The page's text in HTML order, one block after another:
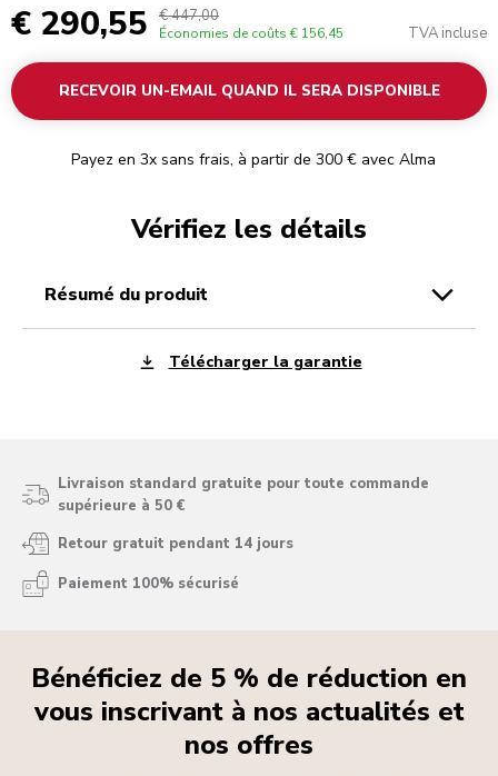
€ 290,55 € 447,00
Économies de coûts € 156,45 TVA incluse
RECEVOIR UN-EMAIL QUAND IL SERA DISPONIBLE
Payez en 3x sans frais, à partir de 300 € avec Alma
Vérifiez les détails
résumé du produit
Télécharger la garantie
Livraison standard gratuite pour toute commande
supérieure à 50 €
Retour gratuit pendant 14 jours
Paiement 100% sécurisé
Bénéficiez de 5 % de réduction en
vous inscrivant à nos actualités et
nos offres